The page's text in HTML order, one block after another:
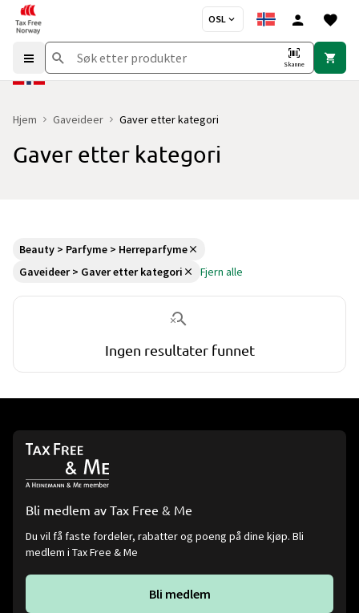
OSL
Skanne
Hjem Gaveideer Gaver etter kategori
Gaver etter kategori
Beauty > Parfyme > Herreparfyme
Gaveideer > Gaver etter kategori
Fjern alle
Ingen resultater funnet
Bli medlem av Tax Free & Me
Du vil få faste fordeler, rabatter og poeng på dine kjøp. Bli
medlem i Tax Free & Me
Bli medlem